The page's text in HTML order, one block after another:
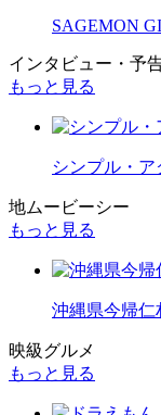
SAGEMON
インタビュー・予
もっと見る
シンプル・
地ムービーシー
もっと見る
沖縄県今帰仁
映級グルメ
もっと見る